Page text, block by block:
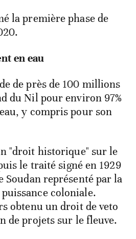
la première phase de
en eau
de près de 100 millions
du Nil pour environ 97%
y compris pour son
"droit historique" sur le
le traité signé en 1929
Soudan représenté par la
coloniale.
obtenu un droit de veto
de projets sur le fleuve.